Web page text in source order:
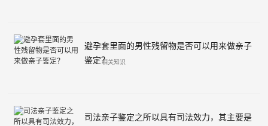
避孕套里面的男性残留物是否可以用来做亲子
鉴定？相关知识
司法亲子鉴定之所以具有司法效力，其主要是